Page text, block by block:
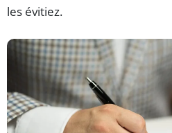
les évitiez.